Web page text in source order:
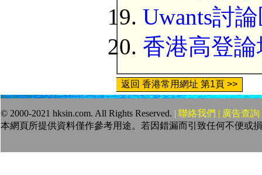
Uwants討
香港高登論
返回 香港常用網址 第1頁 >>
© 2000-2021 hksin.com. All Rights Reserved. | 聯絡我們 | 廣告查詢
本網頁所提供資料僅作參考用途。若因錯漏而引致任何不便或